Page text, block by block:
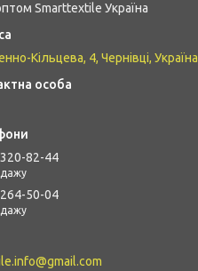
Smarttextile Україна
Кільцева, 4, Чернівці, Україна
82-44
50-04